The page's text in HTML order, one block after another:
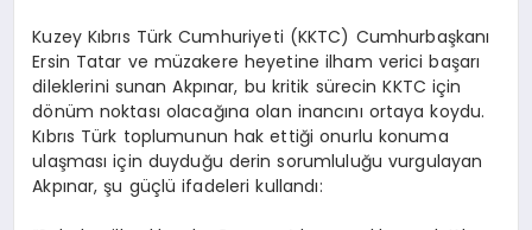
Kuzey Kıbrıs Türk Cumhuriyeti (KKTC) Cumhurbaşkanı
Ersin Tatar ve müzakere heyetine ilham verici başarı
dileklerini sunan Akpınar, bu kritik sürecin KKTC için
dönüm noktası olacağına olan inancını ortaya koydu.
Kıbrıs Türk toplumunun hak ettiği onurlu konuma
ulaşması için duyduğu derin sorumluluğu vurgulayan
Akpınar, şu güçlü ifadeleri kullandı: